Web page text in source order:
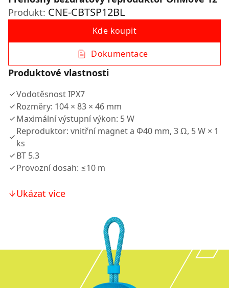
Produkt: CNE-CBTSP12BL
Kde koupit
Dokumentace
Produktové vlastnosti
Vodotěsnost IPX7
Rozměry: 104 × 83 × 46 mm
Maximální výstupní výkon: 5 W
Reproduktor: vnitřní magnet a Φ40 mm, 3 Ω, 5 W × 1
ks
BT 5.3
Provozní dosah: ≤10 m
Ukázat více